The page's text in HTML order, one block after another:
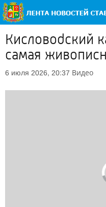
Кисловodский
самая
6 июля 2026, 20:37 Видео